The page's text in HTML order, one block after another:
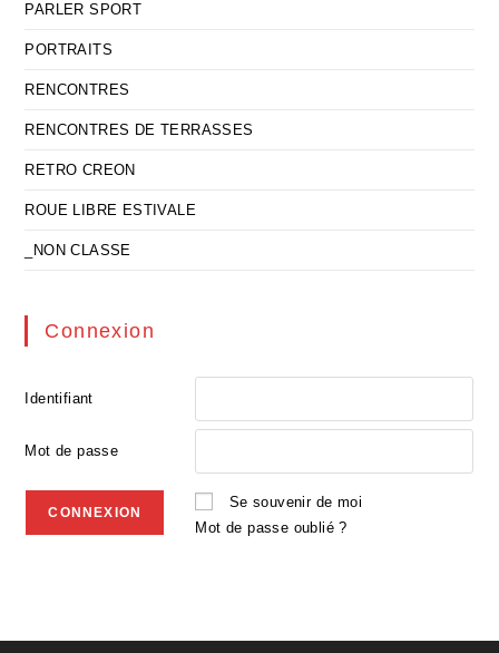
PARLER SPORT
PORTRAITS
RENCONTRES
RENCONTRES DE TERRASSES
RETRO CREON
ROUE LIBRE ESTIVALE
_NON CLASSE
Connexion
Identifiant
Mot de passe
Se souvenir de moi
Mot de passe oublié ?